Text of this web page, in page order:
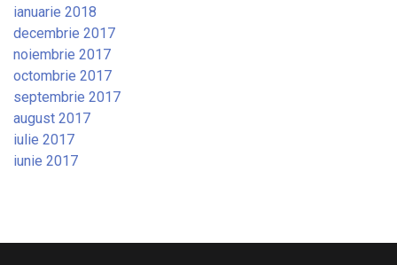
ianuarie 2018
decembrie 2017
noiembrie 2017
octombrie 2017
septembrie 2017
august 2017
iulie 2017
iunie 2017